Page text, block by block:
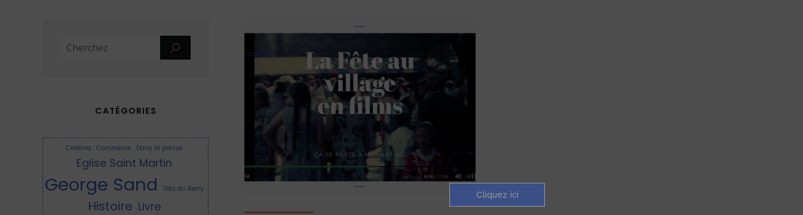
CATÉGORIES
Cinéma Commerce Dans la presse
Eglise Saint Martin
George Sand Gâs du Berry
Histoire Livre
Cliquez ici